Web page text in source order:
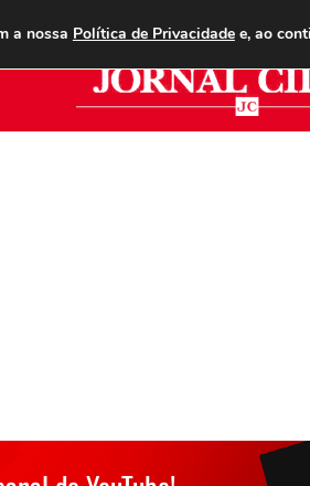
ANUNCIE ASSINE
a nossa Política de Privacidadee, ao